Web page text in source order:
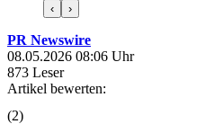
‹ ›
PR Newswire
08.05.2026 08:06 Uhr
873 Leser
Artikel bewerten:
(2)